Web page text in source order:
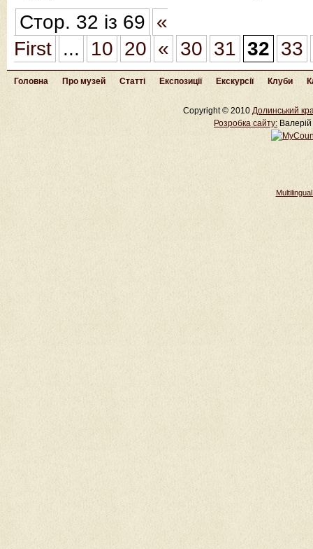
Стор. 32 із 69 «
First ... 10 20 « 30 31 32 33
Головна Про музей Статті Експозиції Екскурсії Клуби
Copyright © 2010 Долинський
Розробка cайту: